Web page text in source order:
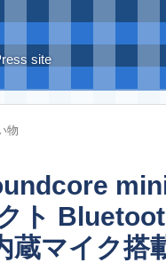
site
物
クト
蔵マイク搭